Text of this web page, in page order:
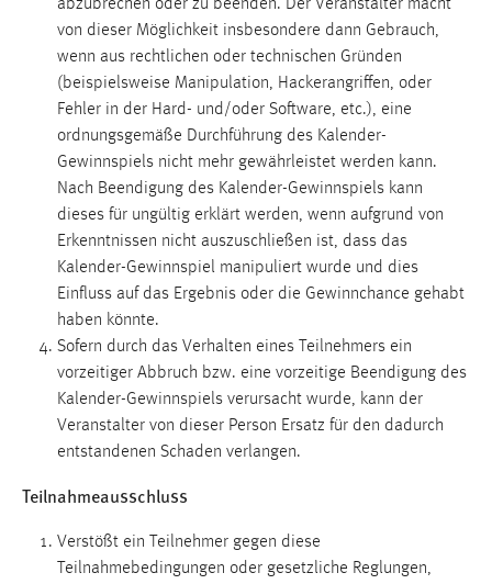
abzubrechen oder zu beenden. Der Veranstalter macht
von dieser Möglichkeit insbesondere dann Gebrauch,
wenn aus rechtlichen oder technischen Gründen
(beispielsweise Manipulation, Hackerangriffen, oder
Fehler in der Hard- und/oder Software, etc.), eine
ordnungsgemäße Durchführung des Kalender-
Gewinnspiels nicht mehr gewährleistet werden kann.
Nach Beendigung des Kalender-Gewinnspiels kann
dieses für ungültig erklärt werden, wenn aufgrund von
Erkenntnissen nicht auszuschließen ist, dass das
Kalender-Gewinnspiel manipuliert wurde und dies
Einfluss auf das Ergebnis oder die Gewinnchance gehabt
haben könnte.
Sofern durch das Verhalten eines Teilnehmers ein
vorzeitiger Abbruch bzw. eine vorzeitige Beendigung des
Kalender-Gewinnspiels verursacht wurde, kann der
Veranstalter von dieser Person Ersatz für den dadurch
entstandenen Schaden verlangen.
Teilnahmeausschluss
Verstößt ein Teilnehmer gegen diese
Teilnahmebedingungen oder gesetzliche Reglungen,